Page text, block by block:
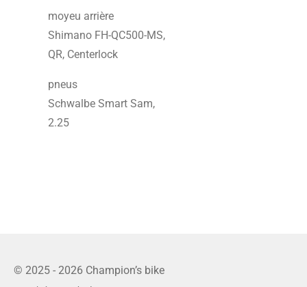
moyeu arrière
Shimano FH-QC500-MS,
QR, Centerlock
pneus
Schwalbe Smart Sam,
2.25
© 2025 - 2026 Champion’s bike